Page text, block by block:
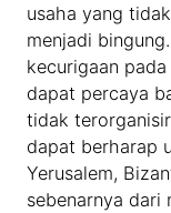
usaha yang
menjadi
kecurigaan
dapat percaya
tidak
dapat berharap
Yerusalem,
sebenarnya dari